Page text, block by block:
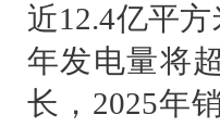
近12.4亿平
年发电量将
长，2025年